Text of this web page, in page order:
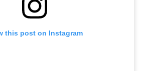
this post on Instagram